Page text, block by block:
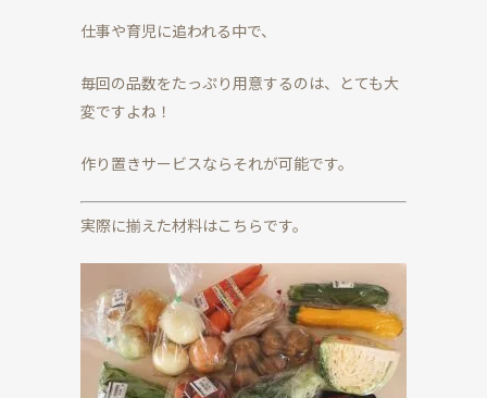
仕事や育児に追われる中で、
毎回の品数をたっぷり用意するのは、とても大
変ですよね！
作り置きサービスならそれが可能です。
実際に揃えた材料はこちらです。